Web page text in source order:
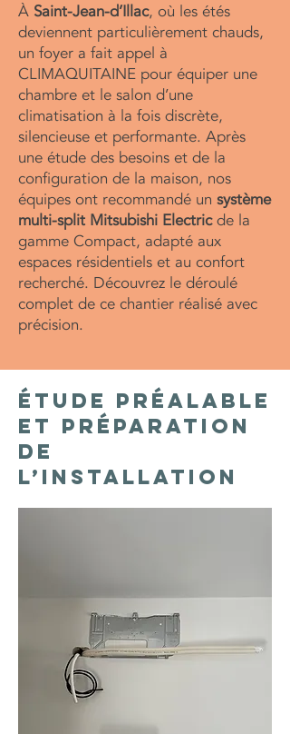
À Saint-Jean-d’Illac, où les étés
deviennent particulièrement chauds,
un foyer a fait appel à
CLIMAQUITAINE pour équiper une
chambre et le salon d’une
climatisation à la fois discrète,
silencieuse et performante. Après
une étude des besoins et de la
configuration de la maison, nos
équipes ont recommandé un système
multi-split Mitsubishi Electricde la
gamme Compact, adapté aux
espaces résidentiels et au confort
recherché. Découvrez le déroulé
complet de ce chantier réalisé avec
précision.
Étude préalable
et préparation
de
l’installation